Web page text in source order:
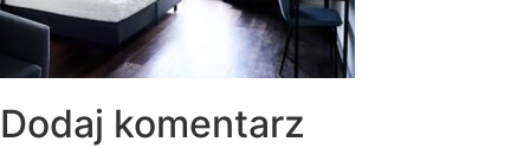
Dodaj komentarz